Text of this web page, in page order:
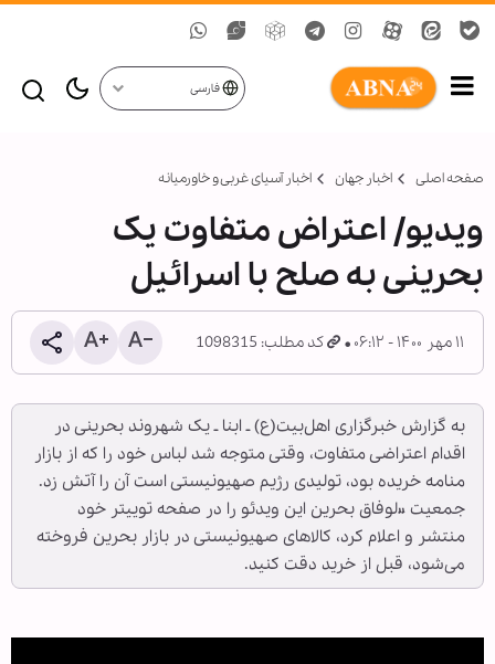
فارسی
صفحه اصلی اخبار جهان اخبار آسیای غربی و خاورمیانه
ویدیو/ اعتراض متفاوت یک
بحرینی به صلح با اسرائیل
۱۱ مهر ۱۴۰۰ - ۰۶:۱۲ کد مطلب: 1098315
به گزارش خبرگزاری اهل‌بیت(ع) ـ ابنا ـ یک شهروند بحرینی در
اقدام اعتراضی متفاوت، وقتی متوجه شد لباس خود را که از بازار
منامه خریده بود، تولیدی رژیم صهیونیستی است آن را آتش زد.
جمعیت «لوفاق بحرین این ویدئو را در صفحه توییتر خود
منتشر و اعلام کرد، کالاهای صهیونیستی در بازار بحرین فروخته
می‌شود، قبل از خرید دقت کنید.